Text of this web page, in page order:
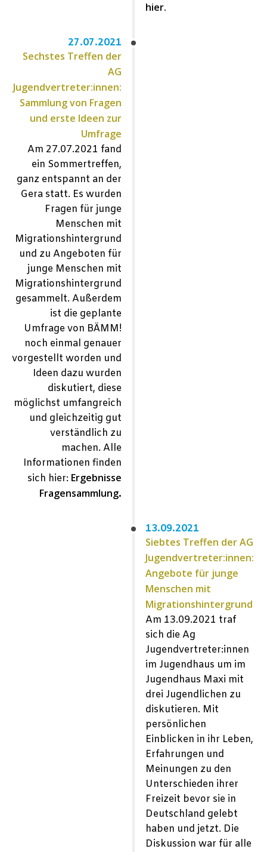
hier.
27.07.2021
Sechstes Treffen der
AG
Jugendvertreter:innen:
Sammlung von Fragen
und erste Ideen zur
Umfrage
Am 27.07.2021 fand
ein Sommertreffen,
ganz entspannt an der
Gera statt. Es wurden
Fragen für junge
Menschen mit
Migrationshintergrund
und zu Angeboten für
junge Menschen mit
Migrationshintergrund
gesammelt. Außerdem
ist die geplante
Umfrage von BÄMM!
noch einmal genauer
vorgestellt worden und
Ideen dazu wurden
diskutiert, diese
möglichst umfangreich
und gleichzeitig gut
verständlich zu
machen. Alle
Informationen finden
sich hier: Ergebnisse
Fragensammlung.
13.09.2021
Siebtes Treffen der AG
Jugendvertreter:innen:
Angebote für junge
Menschen mit
Migrationshintergrund
Am 13.09.2021 traf
sich die Ag
Jugendvertreter:innen
im Jugendhaus um im
Jugendhaus Maxi mit
drei Jugendlichen zu
diskutieren. Mit
persönlichen
Einblicken in ihr Leben,
Erfahrungen und
Meinungen zu den
Unterschieden ihrer
Freizeit bevor sie in
Deutschland gelebt
haben und jetzt. Die
Diskussion war für alle